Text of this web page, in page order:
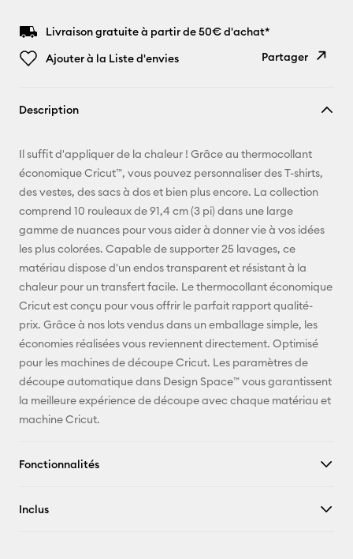
Livraison gratuite à partir de 50€ d'achat*
Ajouter à la Liste d'envies
Partager
Pinterest
Facebook
X
Description
Il suffit d'appliquer de la chaleur ! Grâce au thermocollant
économique Cricut™, vous pouvez personnaliser des T-shirts,
des vestes, des sacs à dos et bien plus encore. La collection
comprend 10 rouleaux de 91,4 cm (3 pi) dans une large
gamme de nuances pour vous aider à donner vie à vos idées
les plus colorées. Capable de supporter 25 lavages, ce
matériau dispose d'un endos transparent et résistant à la
chaleur pour un transfert facile. Le thermocollant économique
Cricut est conçu pour vous offrir le parfait rapport qualité-
prix. Grâce à nos lots vendus dans un emballage simple, les
économies réalisées vous reviennent directement. Optimisé
pour les machines de découpe Cricut. Les paramètres de
découpe automatique dans Design Space™ vous garantissent
la meilleure expérience de découpe avec chaque matériau et
machine Cricut.
Fonctionnalités
Inclus